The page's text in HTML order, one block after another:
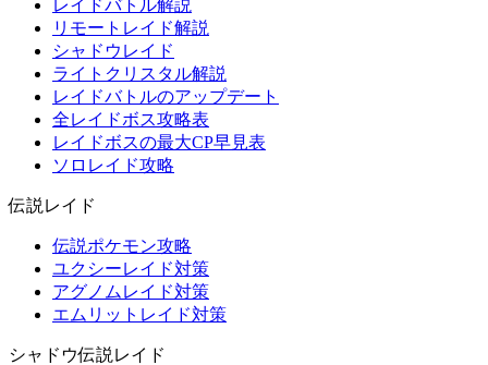
レイドバトル解説
リモートレイド解説
シャドウレイド
ライトクリスタル解説
レイドバトルのアップデート
全レイドボス攻略表
レイドボスの最大CP早見表
ソロレイド攻略
伝説レイド
伝説ポケモン攻略
ユクシーレイド対策
アグノムレイド対策
エムリットレイド対策
シャドウ伝説レイド